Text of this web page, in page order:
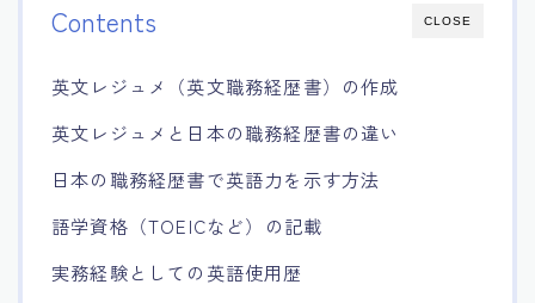
CLOSE
Contents
英文レジュメ（英文職務経歴書）の作成
英文レジュメと日本の職務経歴書の違い
日本の職務経歴書で英語力を示す方法
語学資格（TOEICなど）の記載
実務経験としての英語使用歴